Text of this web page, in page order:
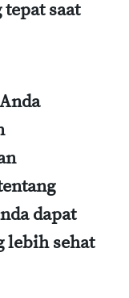
saat
dapat
lebih sehat